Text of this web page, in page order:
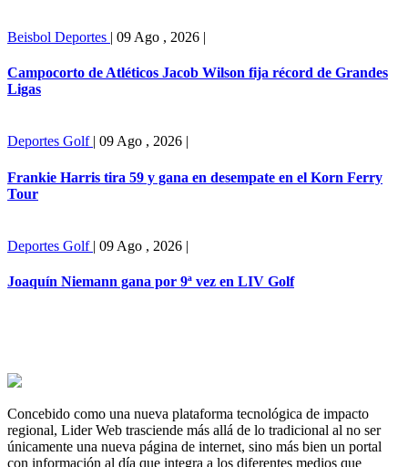
Beisbol Deportes | 09 Ago , 2026 |
Campocorto de Atléticos Jacob Wilson fija récord de Grandes
Ligas
Deportes Golf | 09 Ago , 2026 |
Frankie Harris tira 59 y gana en desempate en el Korn Ferry
Tour
Deportes Golf | 09 Ago , 2026 |
Joaquín Niemann gana por 9ª vez en LIV Golf
Concebido como una nueva plataforma tecnológica de impacto
regional, Lider Web trasciende más allá de lo tradicional al no ser
únicamente una nueva página de internet, sino más bien un portal
con información al día que integra a los diferentes medios que